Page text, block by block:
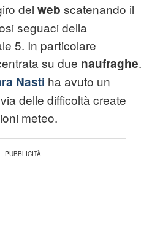
del web scatenando il
seguaci della
5. In particolare
su due naufraghe.
Nasti ha avuto un
delle difficoltà create
meteo.